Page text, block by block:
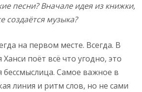
песни? Вначале идея из книжки,
создаётся музыка?
на первом месте. Всегда. В
поёт всё что угодно, это
Самое важное в
линия и ритм слов, но не сами